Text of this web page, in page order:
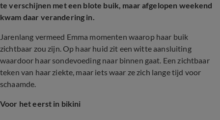
te verschijnen met een blote buik, maar afgelopen weekend
kwam daar verandering in.
Jarenlang vermeed Emma momenten waarop haar buik
zichtbaar zou zijn. Op haar huid zit een witte aansluiting
waardoor haar sondevoeding naar binnen gaat. Een zichtbaar
teken van haar ziekte, maar iets waar ze zich lange tijd voor
schaamde.
Voor het eerst in bikini